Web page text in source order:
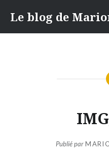
contenu
Le blog de
Publié par